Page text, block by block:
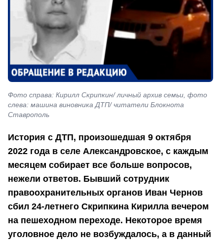
Фото справа: Кирилл Скрипкин/ личный архив семьи, фото
слева: машина виновника ДТП/ читатели Блокнота
Ставрополь
История с ДТП, произошедшая 9 октября
2022 года в селе Александровское, с каждым
месяцем собирает все больше вопросов,
нежели ответов. Бывший сотрудник
правоохранительных органов Иван Чернов
сбил 24-летнего Скрипкина Кирилла вечером
на пешеходном переходе. Некоторое время
уголовное дело не возбуждалось, а в данный